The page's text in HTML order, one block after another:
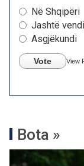
Në Shqipëri
Jashtë
Asgjëkundi
Vote View
Bota »